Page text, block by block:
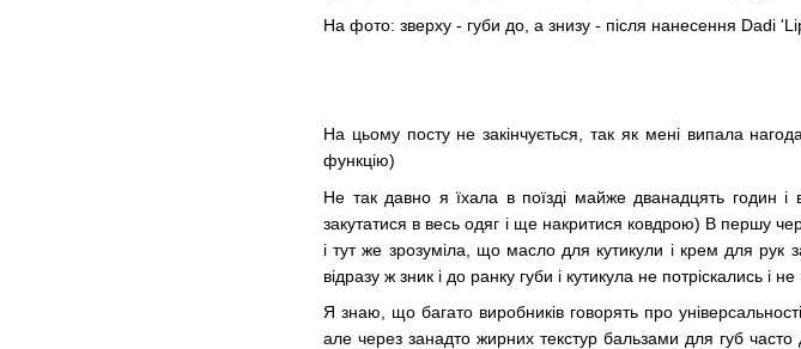
На фото: зверху - губи до, а знизу - після нанесення Dadi
На цьому посту не закінчується, так як мені випала
функцію)
Не так давно я їхала в поїзді майже дванадцять годин
закутатися в весь одяг і ще накритися ковдрою) В першу
і тут же зрозуміла, що масло для кутикули і крем для
відразу ж зник і до ранку губи і кутикула не потріскались
Я знаю, що багато виробників говорять про
але через занадто жирних текстур бальзами для губ